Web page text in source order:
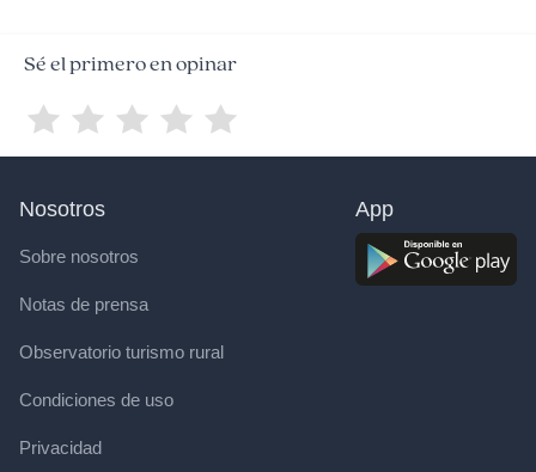
Sé el primero en opinar
Nosotros
Sobre nosotros
Notas de prensa
Observatorio turismo rural
Condiciones de uso
Privacidad
App